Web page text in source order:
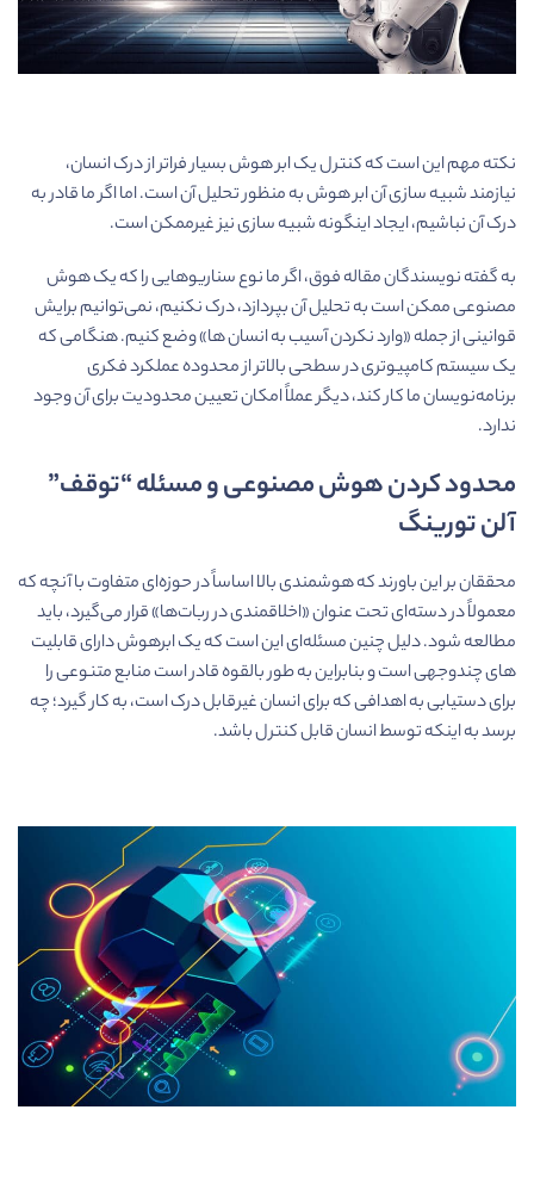
نکته مهم این است که کنترل یک ابر هوش بسیار فراتر از درک انسان،
نیازمند شبیه سازی آن ابر هوش به منظور تحلیل آن است. اما اگر ما قادر به
درک آن نباشیم، ایجاد اینگونه شبیه سازی نیز غیرممکن است.
به گفته نویسندگان مقاله فوق، اگر ما نوع سناریوهایی را که یک هوش
مصنوعی ممکن است به تحلیل آن بپردازد، درک نکنیم، نمی‌توانیم برایش
قوانینی از جمله «وارد نکردن آسیب به انسان ها» وضع کنیم. هنگامی که
یک سیستم کامپیوتری در سطحی بالاتر از محدوده عملکرد فکری
برنامه‌نویسان ما کار کند، دیگر عملاً امکان تعیین محدودیت برای آن وجود
ندارد.
محدود کردن هوش مصنوعی و مسئله “توقف”
آلن تورینگ
محققان بر این باورند که هوشمندی بالا اساساً در حوزه‌ای متفاوت با آنچه که
معمولاً در دسته‌ای تحت عنوان «اخلاقمندی در ربات‌ها» قرار می‌گیرد، باید
مطالعه شود. دلیل چنین مسئله‌ای این است که یک ابرهوش دارای قابلیت
های چندوجهی است و بنابراین به طور بالقوه قادر است منابع متنوعی را
برای دستیابی به اهدافی که برای انسان غیرقابل درک است، به کار گیرد؛ چه
برسد به اینکه توسط انسان قابل کنترل باشد.